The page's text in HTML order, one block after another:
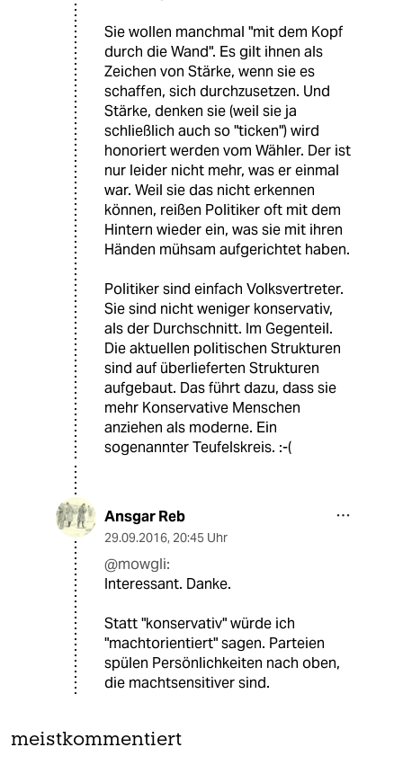
Sie wollen manchmal "mit dem Kopf
durch die Wand". Es gilt ihnen als
Zeichen von Stärke, wenn sie es
schaffen, sich durchzusetzen. Und
Stärke, denken sie (weil sie ja
schließlich auch so "ticken") wird
honoriert werden vom Wähler. Der ist
nur leider nicht mehr, was er einmal
war. Weil sie das nicht erkennen
können, reißen Politiker oft mit dem
Hintern wieder ein, was sie mit ihren
Händen mühsam aufgerichtet haben.
Politiker sind einfach Volksvertreter.
Sie sind nicht weniger konservativ,
als der Durchschnitt. Im Gegenteil.
Die aktuellen politischen Strukturen
sind auf überlieferten Strukturen
aufgebaut. Das führt dazu, dass sie
mehr Konservative Menschen
anziehen als moderne. Ein
sogenannter Teufelskreis. :-(
Ansgar Reb
29.09.2016, 20:45 Uhr
@mowgli:
Interessant. Danke.
Statt "konservativ" würde ich
"machtorientiert" sagen. Parteien
spülen Persönlichkeiten nach oben,
die machtsensitiver sind.
meistkommentiert